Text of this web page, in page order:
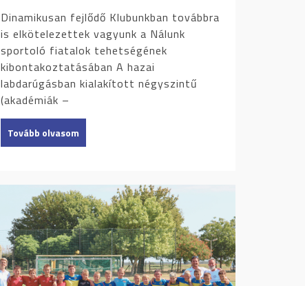
Dinamikusan fejlődő Klubunkban továbbra
is elkötelezettek vagyunk a Nálunk
sportoló fiatalok tehetségének
kibontakoztatásában A hazai
labdarúgásban kialakított négyszintű
(akadémiák –
Tovább olvasom